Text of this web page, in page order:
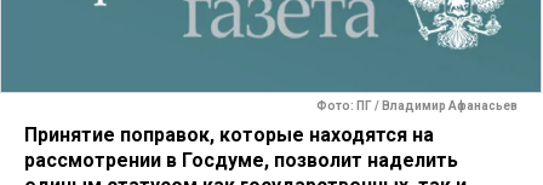
Фото: ПГ / Владимир Афанасьев
Принятие поправок, которые находятся на
рассмотрении в Госдуме, позволит наделить